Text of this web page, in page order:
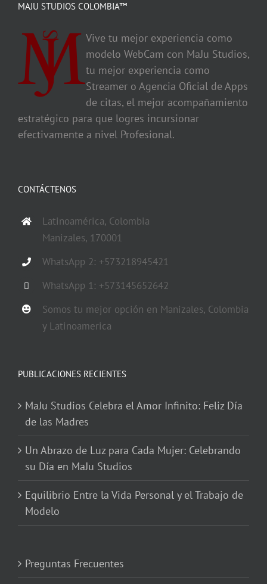
MAJU STUDIOS COLOMBIA™
Vive tu mejor experiencia como
modelo WebCam con MaJu Studios,
tu mejor experiencia como
Streamer o Agencia Oficial de Apps
de citas, el mejor acompañamiento
estratégico para que logres incursionar
efectivamente a nivel Profesional.
CONTÁCTENOS
Latinoamérica, Colombia
Manizales, 170001
WhatsApp 2: +573218945421
WhatsApp 1: +573145652642
Somos tu mejor opción en Manizales, Colombia
y Latinoamerica
PUBLICACIONES RECIENTES
MaJu Studios Celebra el Amor Infinito: Feliz Día
de las Madres
Un Abrazo de Luz para Cada Mujer: Celebrando
su Día en MaJu Studios
Equilibrio Entre la Vida Personal y el Trabajo de
Modelo
Preguntas Frecuentes